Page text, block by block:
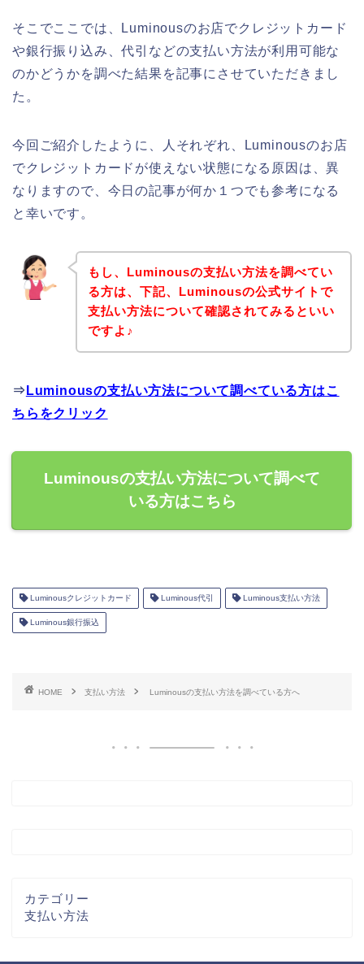
そこでここでは、Luminousのお店でクレジットカード
や銀行振り込み、代引などの支払い方法が利用可能な
のかどうかを調べた結果を記事にさせていただきまし
た。
今回ご紹介したように、人それぞれ、Luminousのお店
でクレジットカードが使えない状態になる原因は、異
なりますので、今日の記事が何か１つでも参考になる
と幸いです。
もし、Luminousの支払い方法を調べてい
る方は、下記、Luminousの公式サイトで
支払い方法について確認されてみるといい
ですよ♪
⇒ Luminousの支払い方法について調べている方はこ
ちらをクリック
Luminousの支払い方法について調べて
いる方はこちら
Luminousクレジットカード Luminous代引 Luminous支払い方法
Luminous銀行振込
HOME 支払い方法 Luminousの支払い方法を調べている方へ
カテゴリー
支払い方法